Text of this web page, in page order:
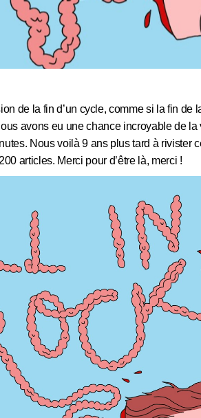
de la fin d’un cycle, comme si la fin
avons eu une chance incroyable de la
Nous voilà 9 ans plus tard à rivister
articles. Merci pour d’être là, merci !